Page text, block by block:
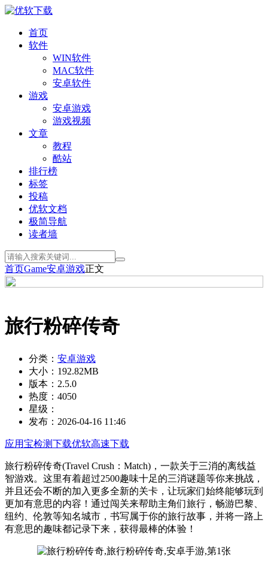
首页
软件
WIN软件
MAC软件
安卓软件
游戏
安卓游戏
游戏视频
文章
教程
酷站
排行榜
标签
投稿
优软文档
极简导航
读者墙
首页Game安卓游戏正文
旅行粉碎传奇
分类： 安卓游戏
大小： 192.82MB
版本： 2.5.0
热度： 4050
星级：
发布： 2026-04-16 11:46
应用宝检测下载优软高速下载
旅行粉碎传奇(Travel Crush：Match)，一款关于三消的离线益
智游戏。这里有着超过2500趣味十足的三消谜题等你来挑战，
并且还会不断的加入更多全新的关卡，让玩家们始终能够玩到
更加有意思的内容！通过闯关来帮助主角们旅行，畅游巴黎、
纽约、伦敦等知名城市，书写属于你的旅行故事，并将一路上
有意思的趣味都记录下来，获得最棒的体验！